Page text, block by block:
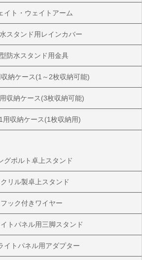
イト・ウェイトアーム
スタンド用レインカバー
防水スタンド用金具
納ケース(1～2枚収納可能)
収納ケース(3枚収納可能)
用収納ケース(1枚収納用)
グボルト卓上スタンド
リル製卓上スタンド
フック付きワイヤー
トパネル用三脚スタンド
イトパネル用アダプター